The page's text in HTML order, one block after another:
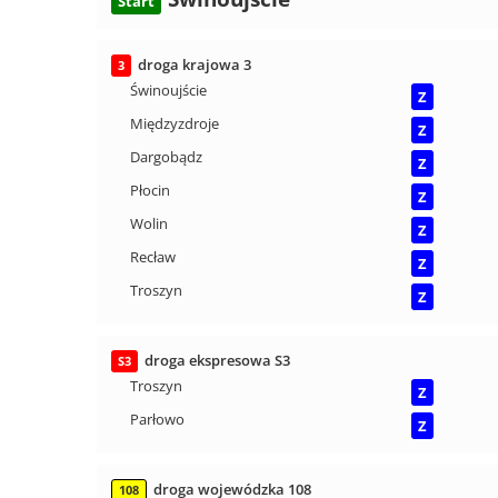
3
droga krajowa 3
Świnoujście
Z
Międzyzdroje
Z
Dargobądz
Z
Płocin
Z
Wolin
Z
Recław
Z
Troszyn
Z
S3
droga ekspresowa S3
Troszyn
Z
Parłowo
Z
108 droga wojewódzka 108